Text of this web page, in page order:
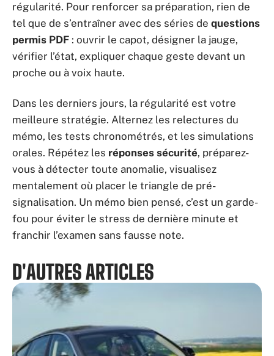
régularité. Pour renforcer sa préparation, rien de
tel que de s’entraîner avec des séries de questions
permis PDF : ouvrir le capot, désigner la jauge,
vérifier l’état, expliquer chaque geste devant un
proche ou à voix haute.
Dans les derniers jours, la régularité est votre
meilleure stratégie. Alternez les relectures du
mémo, les tests chronométrés, et les simulations
orales. Répétez les réponses sécurité, préparez-
vous à détecter toute anomalie, visualisez
mentalement où placer le triangle de pré-
signalisation. Un mémo bien pensé, c’est un garde-
fou pour éviter le stress de dernière minute et
franchir l’examen sans fausse note.
D'AUTRES ARTICLES